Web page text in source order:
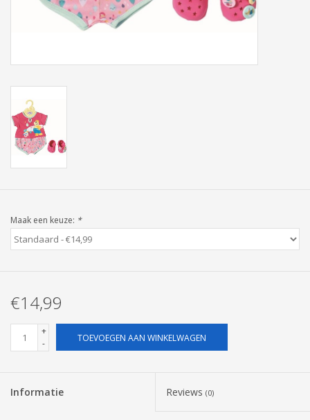
Speelgoed & hobby
Veiligheid
Pasen
Maak een keuze: *
€14,99
+
-
TOEVOEGEN AAN WINKELWAGEN
Informatie Reviews (0)